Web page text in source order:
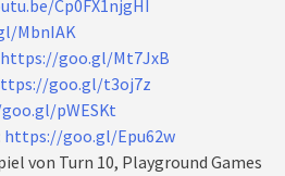
Cp0FX1njgHI
MbnIAK
https://goo.gl/Mt7JxB
goo.gl/t3oj7z
pWESKt
https://goo.gl/Epu62w
von Turn 10, Playground Games